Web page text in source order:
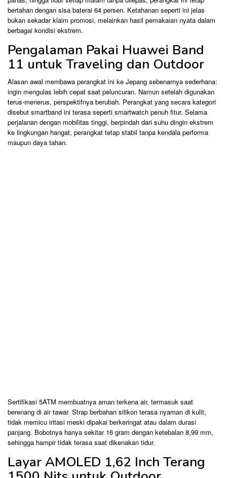
bertahan dengan sisa baterai 64 persen. Ketahanan seperti ini jelas
bukan sekadar klaim promosi, melainkan hasil pemakaian nyata dalam
berbagai kondisi ekstrem.
Pengalaman Pakai Huawei Band
11 untuk Traveling dan Outdoor
Alasan awal membawa perangkat ini ke Jepang sebenarnya sederhana:
ingin mengulas lebih cepat saat peluncuran. Namun setelah digunakan
terus-menerus, perspektifnya berubah. Perangkat yang secara kategori
disebut smartband ini terasa seperti smartwatch penuh fitur. Selama
perjalanan dengan mobilitas tinggi, berpindah dari suhu dingin ekstrem
ke lingkungan hangat, perangkat tetap stabil tanpa kendala performa
maupun daya tahan.
Sertifikasi 5ATM membuatnya aman terkena air, termasuk saat
berenang di air tawar. Strap berbahan silikon terasa nyaman di kulit,
tidak memicu iritasi meski dipakai berkeringat atau dalam durasi
panjang. Bobotnya hanya sekitar 16 gram dengan ketebalan 8,99 mm,
sehingga hampir tidak terasa saat dikenakan tidur.
Layar AMOLED 1,62 Inch Terang